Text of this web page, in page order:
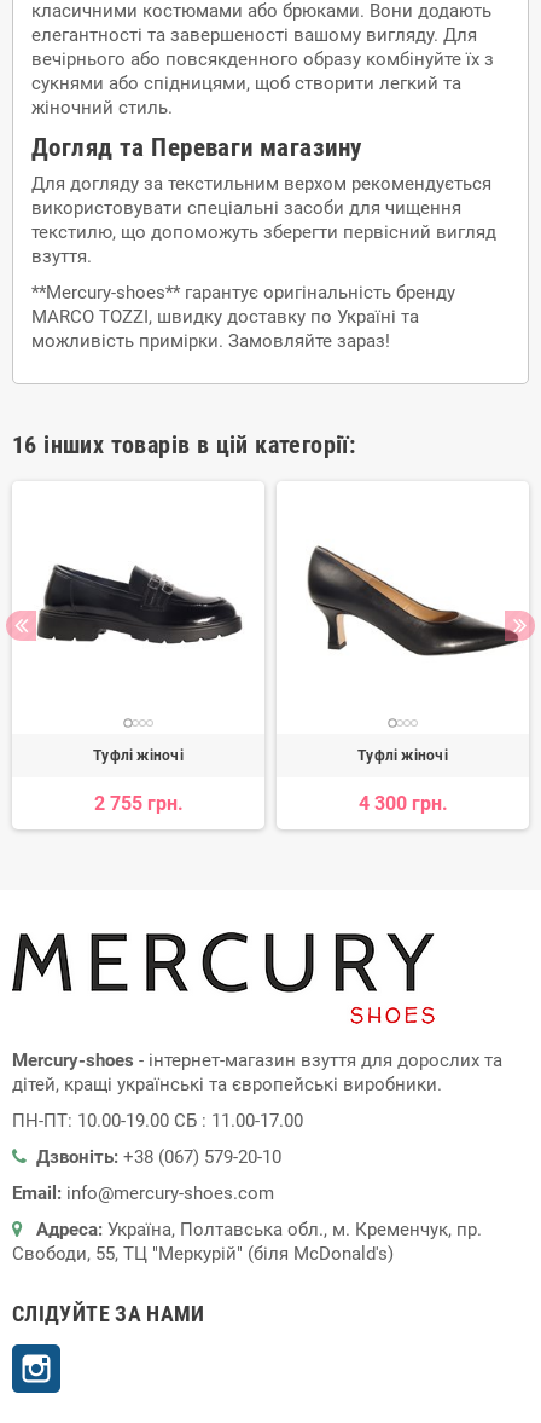
класичними костюмами або брюками. Вони додають
елегантності та завершеності вашому вигляду. Для
вечірнього або повсякденного образу комбінуйте їх з
сукнями або спідницями, щоб створити легкий та
жіночний стиль.
Догляд та Переваги магазину
Для догляду за текстильним верхом рекомендується
використовувати спеціальні засоби для чищення
текстилю, що допоможуть зберегти первісний вигляд
взуття.
**Mercury-shoes** гарантує оригінальність бренду
MARCO TOZZI, швидку доставку по Україні та
можливість примірки. Замовляйте зараз!
16 інших товарів в цій категорії:
Туфлі жіночі
2 755 грн.
Туфлі жіночі
4 300 грн.
Mercury-shoes - інтернет-магазин взуття для дорослих та
дітей, кращі українські та європейські виробники.
ПН-ПТ: 10.00-19.00 СБ : 11.00-17.00
Дзвоніть: +38 (067) 579-20-10
Email: info@mercury-shoes.com
Адреса: Україна, Полтавська обл., м. Кременчук, пр.
Свободи, 55, ТЦ "Меркурій" (біля McDonald's)
СЛІДУЙТЕ ЗА НАМИ